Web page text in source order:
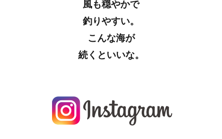
風も穏やかで
釣りやすい。
こんな海が
続くといいな。